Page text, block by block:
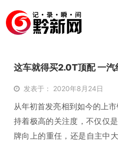
这车就得买2.0T顶配 一
发表于： 2020年8月24日
从年初首发亮相到如今的上
持着极高的关注度，不仅仅
牌向上的重任，还是自主中